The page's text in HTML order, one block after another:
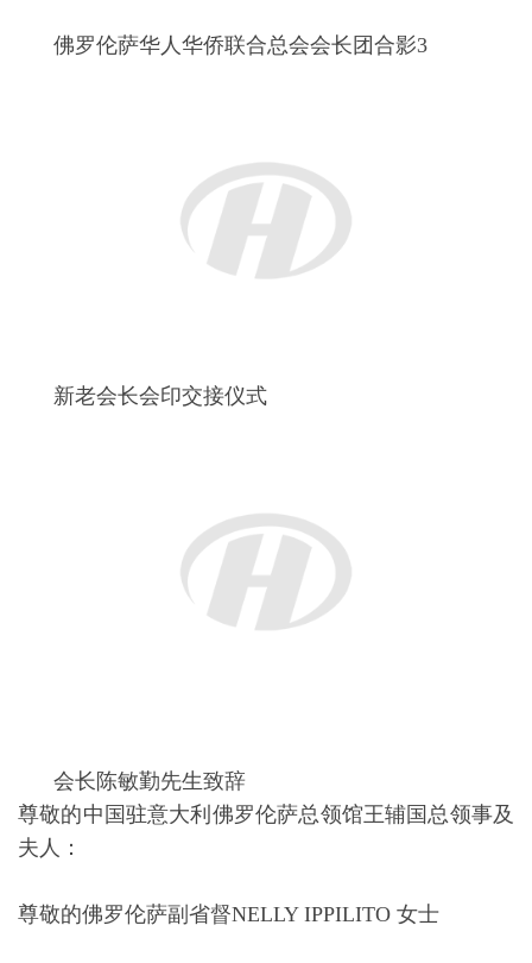
会长陈敏勤先生致辞
尊敬的中国驻意大利佛罗伦萨总领馆王辅国总领事及
在中国驻佛罗伦萨总领馆和佛罗伦萨各级政府的领导
下，在各兄弟侨团的支持下，在本届全体会员的共同
努力下，今天，我们佛罗伦萨华人华侨联合总会在此
承蒙以周致敏为会长及上一届会长团同仁的信任，感
谢本届会长团的大力支持，我非常荣幸当选佛罗伦萨
华人华侨联合总会第七届会长。在此，我谨代表佛罗
的各级领导、各兄弟侨团以及社会各界致以衷心的感